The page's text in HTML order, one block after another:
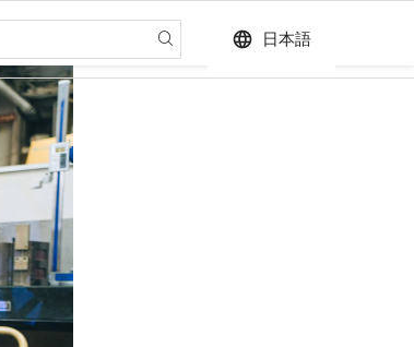
language 日本語